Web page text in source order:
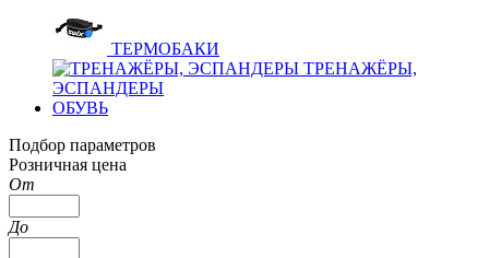
ТЕРМОБАКИ
ТРЕНАЖЁРЫ,
ЭСПАНДЕРЫ
ОБУВЬ
Подбор параметров
Розничная цена
От
До